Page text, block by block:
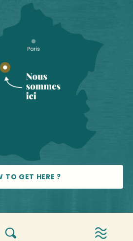
TO GET HERE ?
de la Sarthe